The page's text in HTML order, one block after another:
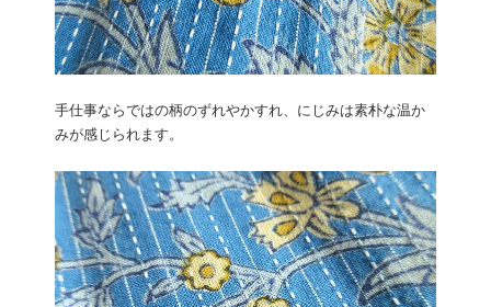
手仕事ならではの柄のずれやかすれ、にじみは素朴な温か
みが感じられます。